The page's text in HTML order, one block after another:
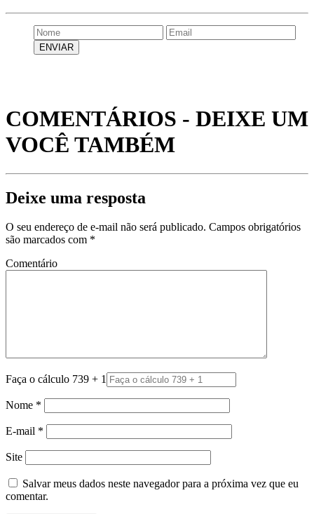
COMENTÁRIOS - DEIXE UM
VOCÊ TAMBÉM
Deixe uma resposta
O seu endereço de e-mail não será publicado. Campos obrigatórios
são marcados com *
Comentário
Faça o cálculo 739 + 1
Nome *
E-mail *
Site
Salvar meus dados neste navegador para a próxima vez que eu
comentar.